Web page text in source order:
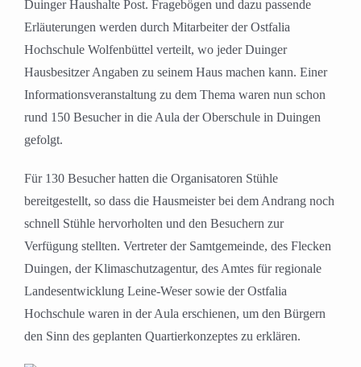
Duinger Haushalte Post. Fragebögen und dazu passende
Erläuterungen werden durch Mitarbeiter der Ostfalia
Hochschule Wolfenbüttel verteilt, wo jeder Duinger
Hausbesitzer Angaben zu seinem Haus machen kann. Einer
Informationsveranstaltung zu dem Thema waren nun schon
rund 150 Besucher in die Aula der Oberschule in Duingen
gefolgt.
Für 130 Besucher hatten die Organisatoren Stühle
bereitgestellt, so dass die Hausmeister bei dem Andrang noch
schnell Stühle hervorholten und den Besuchern zur
Verfügung stellten. Vertreter der Samtgemeinde, des Flecken
Duingen, der Klimaschutzagentur, des Amtes für regionale
Landesentwicklung Leine-Weser sowie der Ostfalia
Hochschule waren in der Aula erschienen, um den Bürgern
den Sinn des geplanten Quartierkonzeptes zu erklären.